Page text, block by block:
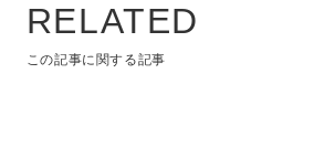
RELATED
この記事に関する記事